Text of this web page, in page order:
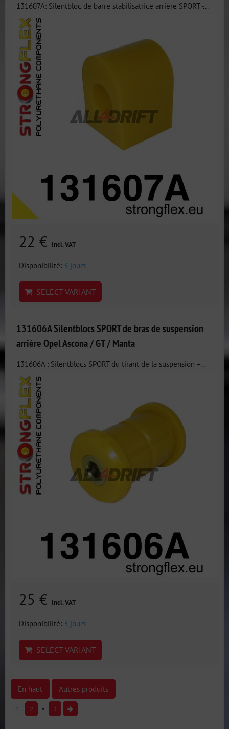
131607A: Silentbloc de barre stabilisatrice arrière SPORT -...
22 € incl. VAT
Disponibilité: 3 jours
SELECT VARIANT
131606A Silentblocs SPORT de bras de suspension
arrière Opel Ascona / GT / Manta
131606A : Silentblocs SPORT du tirant de la suspension –...
25 € incl. VAT
Disponibilité: 3 jours
SELECT VARIANT
En haut Autres produits
1 2 3